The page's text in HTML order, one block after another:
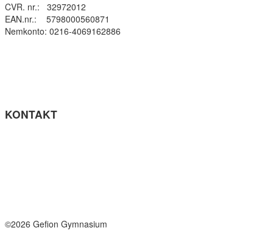
CVR. nr.: 32972012
EAN.nr.: 5798000560871
Nemkonto: 0216-4069162886
KONTAKT
©2026 Gefion Gymnasium